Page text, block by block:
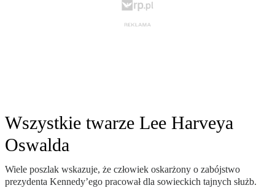
Wszystkie twarze Lee Harveya
Oswalda
Wiele poszlak wskazuje, że człowiek oskarżony o zabójstwo
prezydenta Kennedy’ego pracował dla sowieckich tajnych służb.